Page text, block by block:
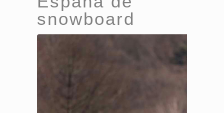
snowboard